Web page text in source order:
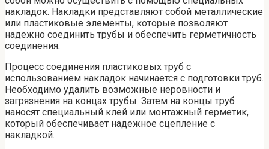
накладок. Накладки представляют собой металлические
или пластиковые элементы, которые позволяют
надежно соединить трубы и обеспечить герметичность
соединения.
Процесс соединения пластиковых труб с
использованием накладок начинается с подготовки труб.
Необходимо удалить возможные неровности и
загрязнения на концах трубы. Затем на концы труб
наносят специальный клей или монтажный герметик,
который обеспечивает надежное сцепление с
накладкой.